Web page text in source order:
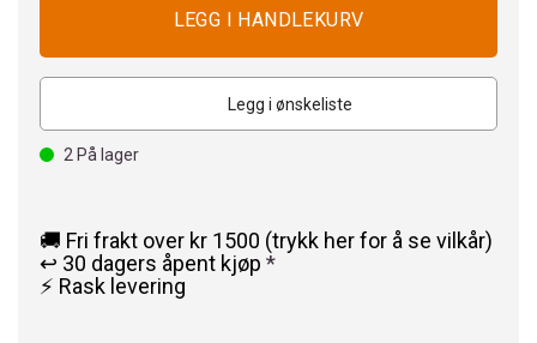
Legg i ønskeliste
2 På lager
🚚 Fri frakt over kr 1500 (trykk her for å se vilkår)
↩️ 30 dagers åpent kjøp *
⚡ Rask levering